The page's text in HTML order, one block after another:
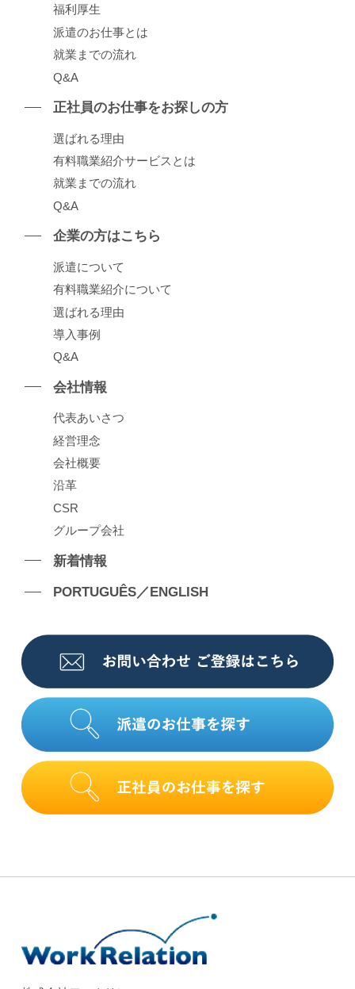
福利厚生
派遣のお仕事とは
就業までの流れ
Q&A
正社員のお仕事をお探しの⽅
選ばれる理由
有料職業紹介サービスとは
就業までの流れ
Q&A
企業の⽅はこちら
派遣について
有料職業紹介について
選ばれる理由
導⼊事例
Q&A
会社情報
代表あいさつ
経営理念
会社概要
沿⾰
CSR
グループ会社
新着情報
PORTUGUÊS／ENGLISH